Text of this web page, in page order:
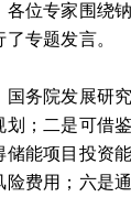
专家围绕钠
了专题发言。
院发展研究
划；二是可借
储能项目投资
险费用；六是